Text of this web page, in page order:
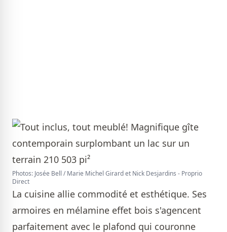
Photos: Josée Bell / Marie Michel Girard et Nick Desjardins - Proprio
Direct
La cuisine allie commodité et esthétique. Ses
armoires en mélamine effet bois s'agencent
parfaitement avec le plafond qui couronne